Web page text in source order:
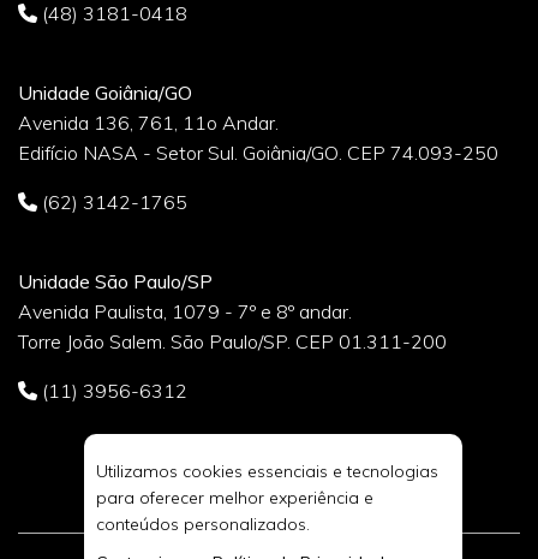
(48) 3181-0418
Unidade Goiânia/GO
Avenida 136, 761, 11o Andar.
Edifício NASA - Setor Sul. Goiânia/GO. CEP 74.093-250
(62) 3142-1765
Unidade São Paulo/SP
Avenida Paulista, 1079 - 7º e 8º andar.
Torre João Salem. São Paulo/SP. CEP 01.311-200
(11) 3956-6312
Utilizamos cookies essenciais e tecnologias
para oferecer melhor experiência e
conteúdos personalizados.